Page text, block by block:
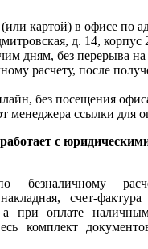
картой) в офисе по
д. 14, корпус
дням, без перерыва на
расчету, после
без посещения
менеджера ссылки для
с
накладная, счет-
а при оплате
комплект